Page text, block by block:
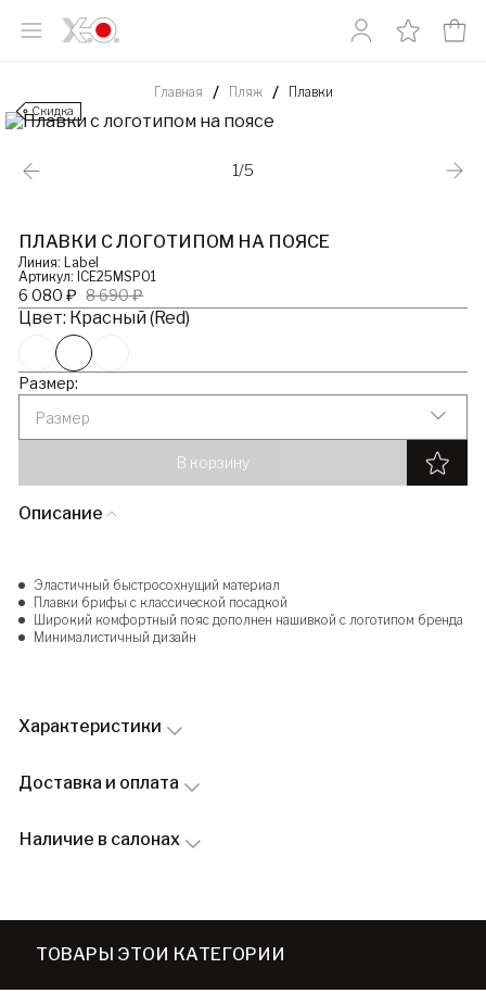
Главная Пляж Плавки
Скидка
1/5
ПЛАВКИ С ЛОГОТИПОМ НА ПОЯСЕ
Линия: Label
Артикул: ICE25MSP01
6 080 ₽ 8 690 ₽
Цвет: Красный (Red)
Размер:
Размер
В корзину
Описание
Эластичный быстросохнущий материал
Плавки брифы с классической посадкой
Широкий комфортный пояс дополнен нашивкой с логотипом бренда
Минималистичный дизайн
Характеристики
Доставка и оплата
Наличие в салонах
ТОВАРЫ ЭТОЙ КАТЕГОРИИ